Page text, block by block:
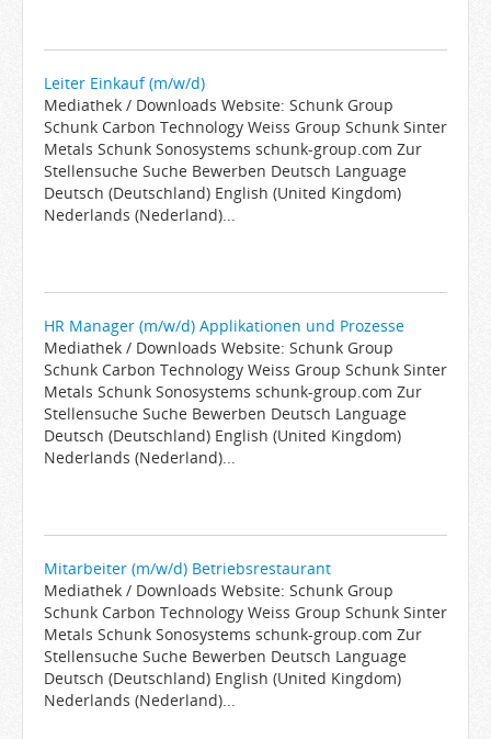
Leiter Einkauf (m/w/d)
Mediathek / Downloads Website: Schunk Group
Schunk Carbon Technology Weiss Group Schunk Sinter
Metals Schunk Sonosystems schunk-group.com Zur
Stellensuche Suche Bewerben Deutsch Language
Deutsch (Deutschland) English (United Kingdom)
Nederlands (Nederland)...
HR Manager (m/w/d) Applikationen und Prozesse
Mediathek / Downloads Website: Schunk Group
Schunk Carbon Technology Weiss Group Schunk Sinter
Metals Schunk Sonosystems schunk-group.com Zur
Stellensuche Suche Bewerben Deutsch Language
Deutsch (Deutschland) English (United Kingdom)
Nederlands (Nederland)...
Mitarbeiter (m/w/d) Betriebsrestaurant
Mediathek / Downloads Website: Schunk Group
Schunk Carbon Technology Weiss Group Schunk Sinter
Metals Schunk Sonosystems schunk-group.com Zur
Stellensuche Suche Bewerben Deutsch Language
Deutsch (Deutschland) English (United Kingdom)
Nederlands (Nederland)...